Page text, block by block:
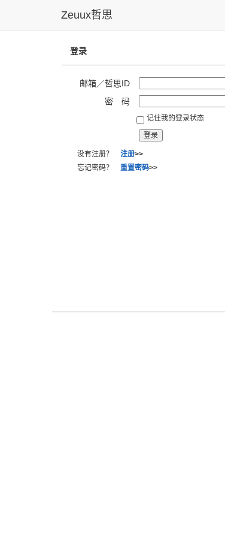
Zeuux哲思
登录
邮箱／哲思ID
密 码
记住我的登录状态
没有注册？ 注册>>
忘记密码？ 重置密码>>